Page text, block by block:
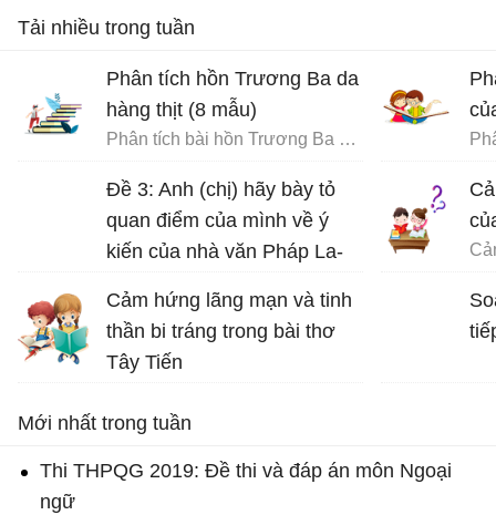
Tải nhiều trong tuần
Phân tích hồn Trương Ba da
hàng thịt (8 mẫu)
Phân tích bài hồn Trương Ba da hàng thịt - Văn mẫu 12
Đề 3: Anh (chị) hãy bày tỏ
quan điểm của mình về ý
kiến của nhà văn Pháp La-
nâng cao tinh thần ta lên và
gợi cho ta những tình cảm
cao quý và can đảm,...
Cảm hứng lãng mạn và tinh
thần bi tráng trong bài thơ
Tây Tiến
Mới nhất trong tuần
Thi THPQG 2019: Đề thi và đáp án môn Ngoại
ngữ